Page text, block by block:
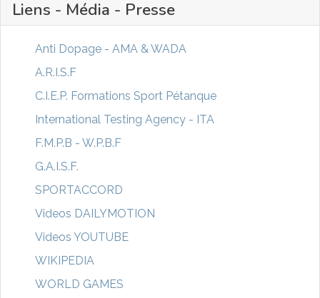
Liens - Média - Presse
Anti Dopage - AMA & WADA
A.R.I.S.F
C.I.E.P. Formations Sport Pétanque
International Testing Agency - ITA
F.M.P.B - W.P.B.F
G.A.I.S.F.
SPORTACCORD
Videos DAILYMOTION
Videos YOUTUBE
WIKIPEDIA
WORLD GAMES